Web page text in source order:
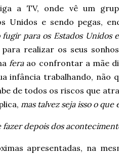
a TV, onde vê um
Unidos e sendo pegas,
fugir para os Estados Unidos
realizar os seus
feraao confrontar a mãe
infância trabalhando, não
de todos os riscos que
mas talvez seja isso o
fazer depois dos
apresentadas, na